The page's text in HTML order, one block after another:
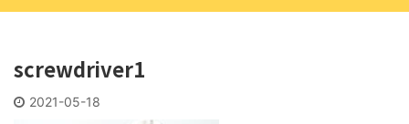
screwdriver1
2021-05-18